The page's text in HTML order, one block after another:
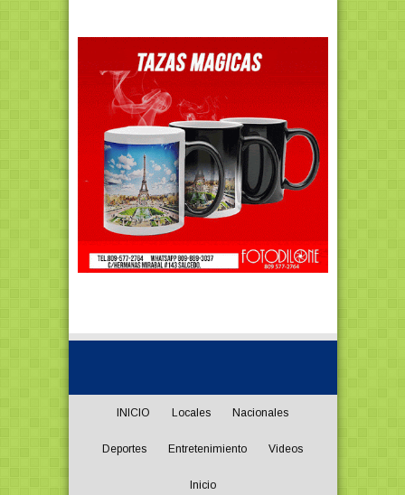
INICIO Locales Nacionales
Deportes Entretenimiento Videos
Inicio